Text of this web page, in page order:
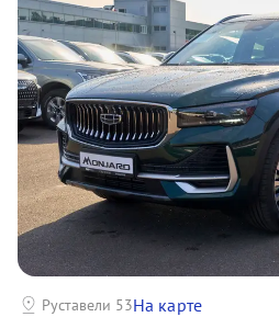
Руставели 53На карте